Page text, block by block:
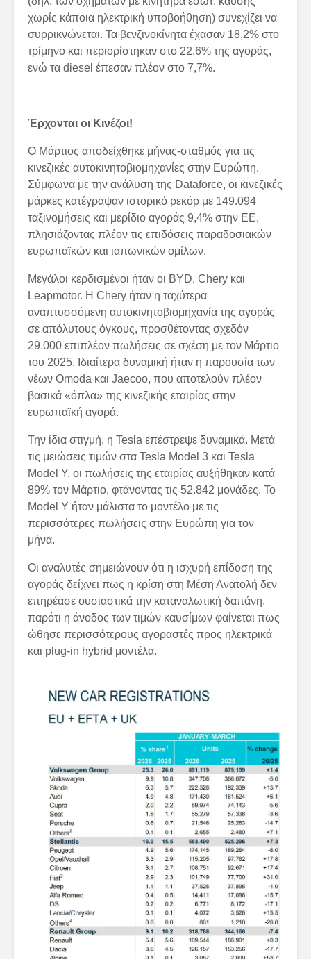
χωρίς κάποια ηλεκτρική υποβοήθηση) συνεχίζει να
συρρικνώνεται. Τα βενζινοκίνητα έχασαν 18,2% στο
τρίμηνο και περιορίστηκαν στο 22,6% της αγοράς,
ενώ τα diesel έπεσαν πλέον στο 7,7%.
Έρχονται οι Κινέζοι!
Ο Μάρτιος αποδείχθηκε μήνας-σταθμός για τις
κινεζικές αυτοκινητοβιομηχανίες στην Ευρώπη.
Σύμφωνα με την ανάλυση της Dataforce, οι κινεζικές
μάρκες κατέγραψαν ιστορικό ρεκόρ με 149.094
ταξινομήσεις και μερίδιο αγοράς 9,4% στην ΕΕ,
πλησιάζοντας πλέον τις επιδόσεις παραδοσιακών
ευρωπαϊκών και ιαπωνικών ομίλων.
Μεγάλοι κερδισμένοι ήταν οι BYD, Chery και
Leapmotor. Η Chery ήταν η ταχύτερα
αναπτυσσόμενη αυτοκινητοβιομηχανία της αγοράς
σε απόλυτους όγκους, προσθέτοντας σχεδόν
29.000 επιπλέον πωλήσεις σε σχέση με τον Μάρτιο
του 2025. Ιδιαίτερα δυναμική ήταν η παρουσία των
νέων Omoda και Jaecoo, που αποτελούν πλέον
βασικά «όπλα» της κινεζικής εταιρίας στην
ευρωπαϊκή αγορά.
Την ίδια στιγμή, η Tesla επέστρεψε δυναμικά. Μετά
τις μειώσεις τιμών στα Tesla Model 3 και Tesla
Model Y, οι πωλήσεις της εταιρίας αυξήθηκαν κατά
89% τον Μάρτιο, φτάνοντας τις 52.842 μονάδες. Το
Model Y ήταν μάλιστα το μοντέλο με τις
περισσότερες πωλήσεις στην Ευρώπη για τον
μήνα.
Οι αναλυτές σημειώνουν ότι η ισχυρή επίδοση της
αγοράς δείχνει πως η κρίση στη Μέση Ανατολή δεν
επηρέασε ουσιαστικά την καταναλωτική δαπάνη,
παρότι η άνοδος των τιμών καυσίμων φαίνεται πως
ώθησε περισσότερους αγοραστές προς ηλεκτρικά
και plug-in hybrid μοντέλα.